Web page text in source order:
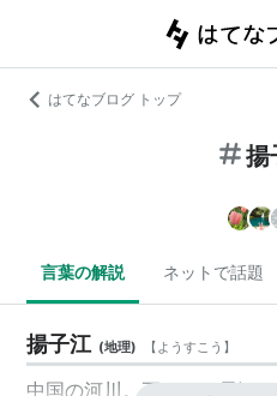
はてなブログ トップ
揚
言葉の解説 ネットで話題
揚子江 (地理) 【ようすこう 】
中国の河川。正しくは長江。